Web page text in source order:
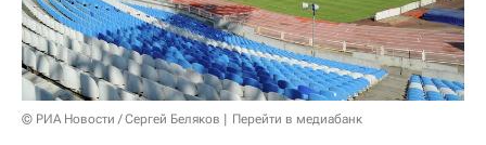
© РИА Новости / Сергей Беляков Перейти в медиабанк